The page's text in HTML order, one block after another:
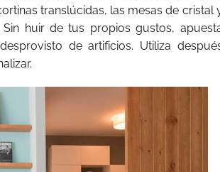
translúcidas, las mesas de cristal
huir de tus propios gustos,
de artificios. Utiliza